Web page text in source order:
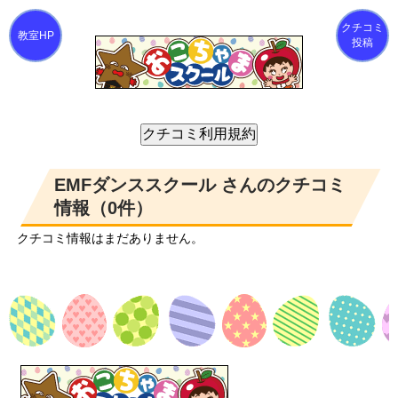
クチコミ
投稿
EMFダンススクール さんのクチコミ
情報（0件）
クチコミ情報はまだありません。